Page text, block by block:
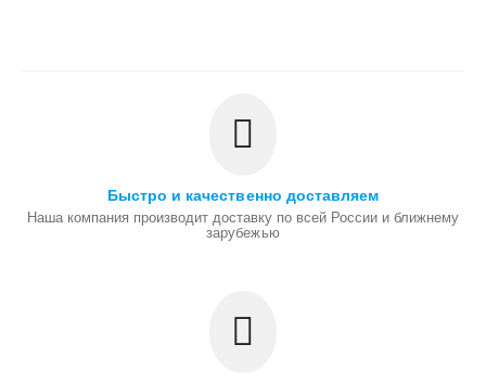
Быстро и качественно доставляем
Наша компания производит доставку по всей России и ближнему
зарубежью